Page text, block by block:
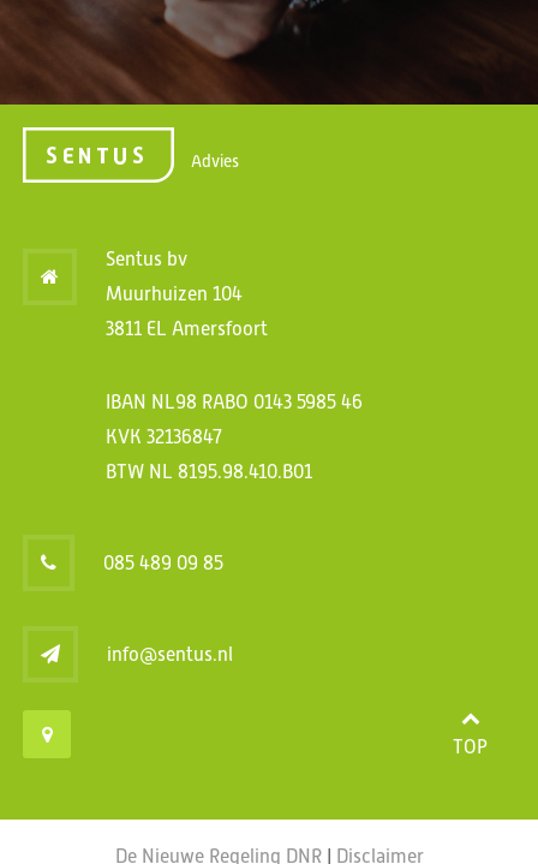
Advies
Sentus bv
Muurhuizen 104
3811 EL Amersfoort
IBAN NL98 RABO 0143 5985 46
KVK 32136847
BTW NL 8195.98.410.B01
085 489 09 85
info@sentus.nl
TOP
De Nieuwe Regeling DNR| Disclaimer